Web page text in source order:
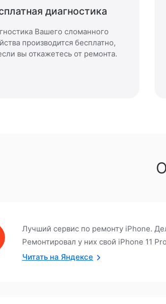
диагностика
Вашего сломанного
производится бесплатно,
вы откажетесь от ремонта.
Лучший сервис по ремонту iPhone.
Ремонтировал у них свой iPhone 11
Читать на Яндексе